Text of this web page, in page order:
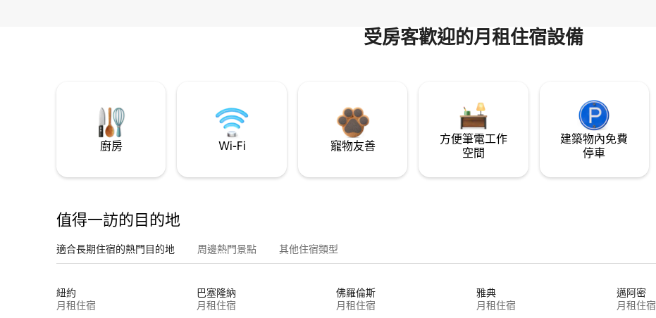
受房客歡迎的月租住宿設備
廚房 Wi-Fi 寵物友善
方便筆電工作
空間
建築物內免費
停車
值得一訪的目的地
適合長期住宿的熱門目的地 周邊熱門景點 其他住宿類型
紐約
月租住宿
巴塞隆納
月租住宿
佛羅倫斯
月租住宿
雅典
月租住宿
邁阿密
月租住宿